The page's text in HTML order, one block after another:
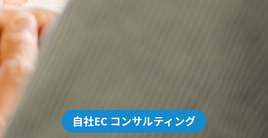
自社EC コンサルティング